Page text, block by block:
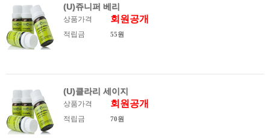
(U)쥬니퍼 베리
상품가격 회원공개
적립금 55원
(U)클라리 세이지
상품가격 회원공개
적립금 70원